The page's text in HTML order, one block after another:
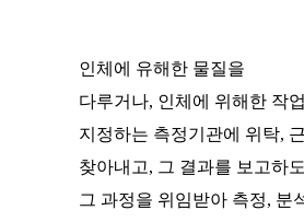
인체에 유해한 물질을
다루거나, 인체에 위해한 작
지정하는 측정기관에 위탁,
찾아내고, 그 결과를 보고하
그 과정을 위임받아 측정, 분